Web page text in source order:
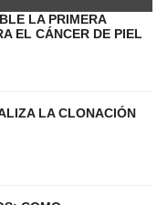
LA PRIMERA
EL CÁNCER DE PIEL
LA CLONACIÓN